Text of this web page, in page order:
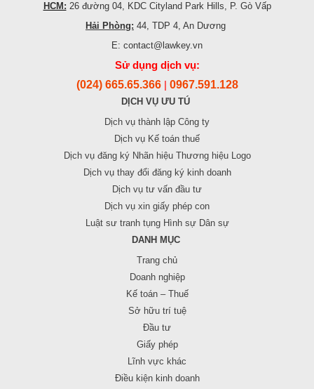
HCM: 26 đường 04, KDC Cityland Park Hills, P. Gò Vấp
Hải Phòng: 44, TDP 4, An Dương
E: contact@lawkey.vn
Sử dụng dịch vụ:
(024) 665.65.366 0967.591.128
DỊCH VỤ ƯU TÚ
Dịch vụ thành lập Công ty
Dịch vụ Kế toán thuế
Dịch vụ đăng ký Nhãn hiệu Thương hiệu Logo
Dịch vụ thay đổi đăng ký kinh doanh
Dịch vụ tư vấn đầu tư
Dịch vụ xin giấy phép con
Luật sư tranh tụng Hình sự Dân sự
DANH MỤC
Trang chủ
Doanh nghiệp
Kế toán – Thuế
Sở hữu trí tuệ
Đầu tư
Giấy phép
Lĩnh vực khác
Điều kiện kinh doanh